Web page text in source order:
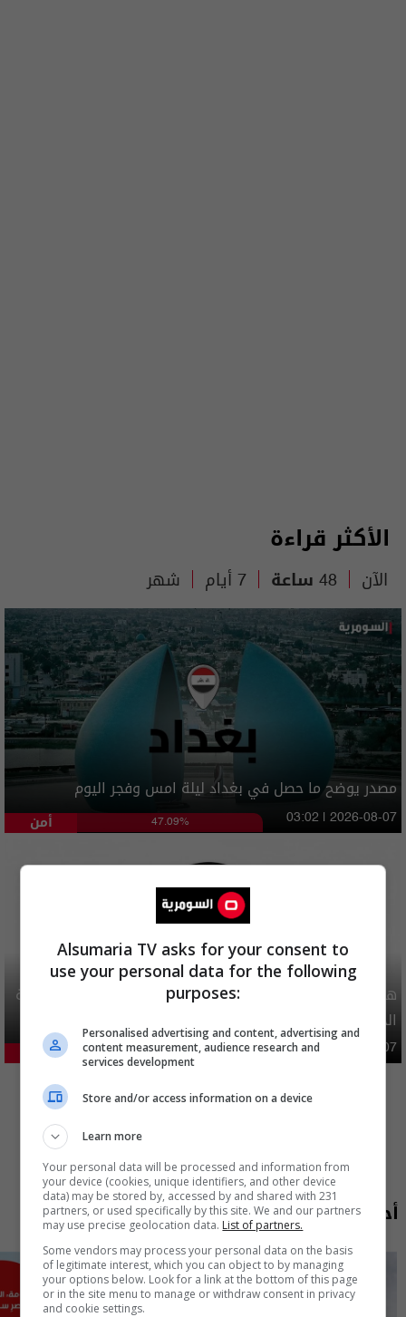
الأكثر قراءة
الآن 48 ساعة 7 أيام شهر
مصدر يوضح ما حصل في بغداد ليلة امس وفجر اليوم
أمن 47.09% 03:02 | 2026-08-07
هيئة الحج تصدر قرارا يخص "لم الشمل" وتعديل استمارة قرعة
الحج
محليات 27.51% 06:40 | 2026-08-07
أحدث الحلقات
Alsumaria TV asks for your consent to
use your personal data for the following
purposes:
Personalised advertising and content, advertising and
content measurement, audience research and
services development
Store and/or access information on a device
Learn more
Your personal data will be processed and information from
your device (cookies, unique identifiers, and other device
data) may be stored by, accessed by and shared with 231
partners, or used specifically by this site. We and our partners
may use precise geolocation data. List of partners.
Some vendors may process your personal data on the basis
of legitimate interest, which you can object to by managing
your options below. Look for a link at the bottom of this page
or in the site menu to manage or withdraw consent in privacy
and cookie settings.